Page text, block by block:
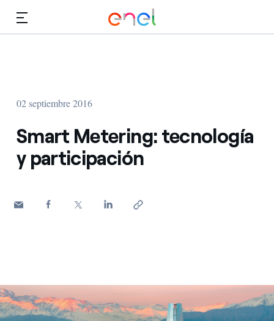
02 septiembre 2016
Smart Metering: tecnología
y participación